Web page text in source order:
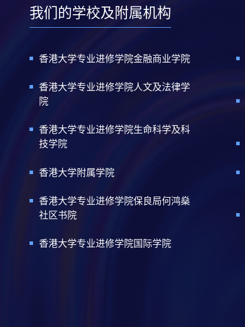
我们的学校及附属机构
香港大学专业进修学院金融商业学院
香港大学专业进修学院人文及法律学
院
香港大学专业进修学院生命科学及科
技学院
香港大学附属学院
香港大学专业进修学院保良局何鸿燊
社区书院
香港大学专业进修学院国际学院